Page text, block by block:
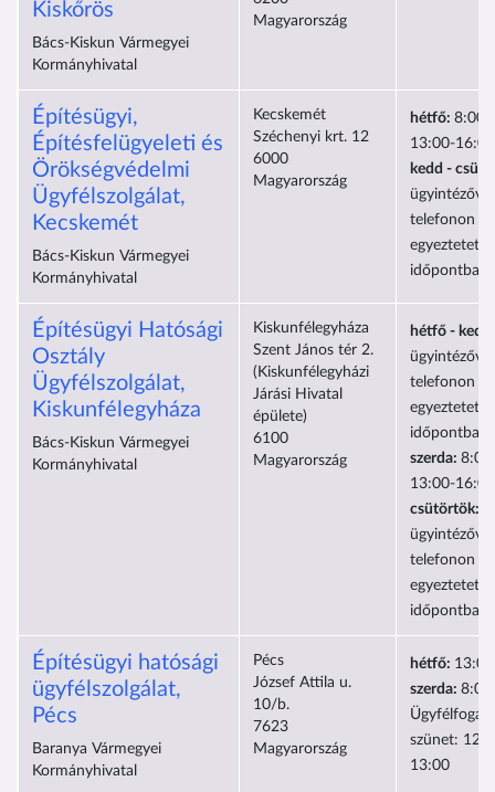
Kiskőrös
Bács-Kiskun Vármegyei
Kormányhivatal
Magyarország
Építésügyi,
Építésfelügyeleti és
Örökségvédelmi
Ügyfélszolgálat,
Kecskemét
Bács-Kiskun Vármegyei
Kormányhivatal
Kecskemét
Széchenyi krt. 12
6000
Magyarország
hétfő: 8:00-
13:00-16:00
kedd -
ügyintézővel
telefonon
egyeztetett
időpontban
Építésügyi Hatósági
Osztály
Ügyfélszolgálat,
Kiskunfélegyháza
Bács-Kiskun Vármegyei
Kormányhivatal
Kiskunfélegyháza
Szent János tér 2.
(Kiskunfélegyházi
Járási Hivatal
épülete)
6100
Magyarország
hétfő -
ügyintézővel
telefonon
egyeztetett
időpontban
szerda:
13:00-16:00
csütörtök:
ügyintézővel
telefonon
egyeztetett
időpontban
Építésügyi hatósági
ügyfélszolgálat,
Pécs
Baranya Vármegyei
Kormányhivatal
Pécs
József Attila u.
10/b.
7623
Magyarország
hétfő:
szerda:
szünet:
13:00